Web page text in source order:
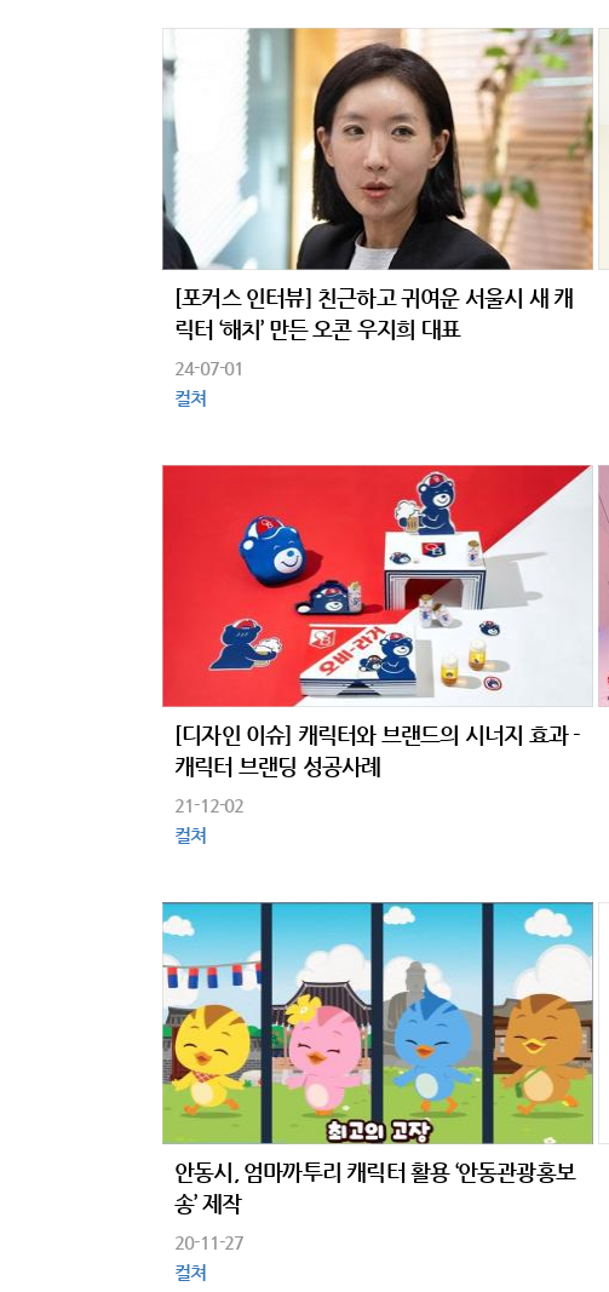
[포커스 인터뷰] 친근하고 귀여운 서울시 새 캐
릭터 ‘해치’ 만든 오콘 우지희 대표
24-07-01
컬쳐
[디자인 이슈] 캐릭터와 브랜드의 시너지 효과 -
캐릭터 브랜딩 성공사례
21-12-02
컬쳐
안동시, 엄마까투리 캐릭터 활용 ‘안동관광홍보
송’ 제작
20-11-27
컬쳐